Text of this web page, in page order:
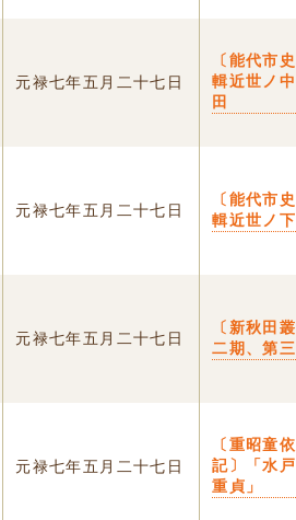
元禄七年五月二十七日
〔能代市
輯近世ノ
田
元禄七年五月二十七日
〔能代市
輯近世ノ
元禄七年五月二十七日
〔新秋田
二期、第
元禄七年五月二十七日
〔重昭童
記〕「水
重貞」